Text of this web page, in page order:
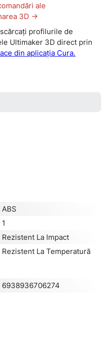
ale
3D ->
profilurile de
Ultimaker 3D direct prin
din aplicația Cura.
ABS
1
Rezistent La Impact
Rezistent La Temperatură
6938936706274